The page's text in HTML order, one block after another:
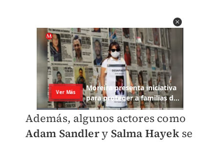
Además, algunos actores como
Adam Sandlery Salma Hayekse